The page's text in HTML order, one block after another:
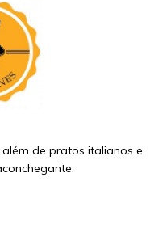
de pratos italianos e